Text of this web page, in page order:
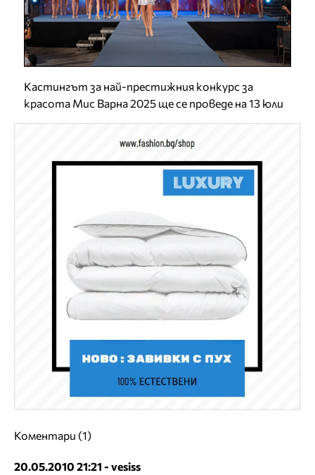
Кастингът за най-престижния конкурс за
красота Мис Варна 2025 ще се проведе на 13 юли
Коментари (1)
20.05.2010 21:21 - vesiss